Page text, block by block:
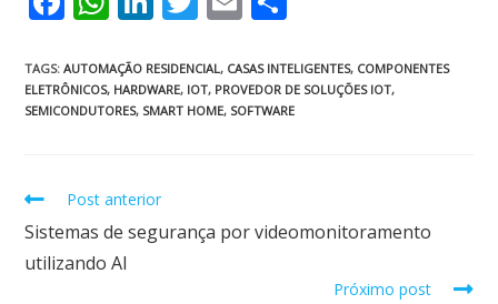
e
b
k
at
s
p
k
e
itt
er
ai
l
ar
e
TAGS:AUTOMAÇÃO RESIDENCIAL, CASAS INTELIGENTES, COMPONENTES
ELETRÔNICOS, HARDWARE, IOT, PROVEDOR DE SOLUÇÕES IOT,
SEMICONDUTORES, SMART HOME, SOFTWARE
Post anterior
Sistemas de segurança por videomonitoramento
utilizando AI
Próximo post